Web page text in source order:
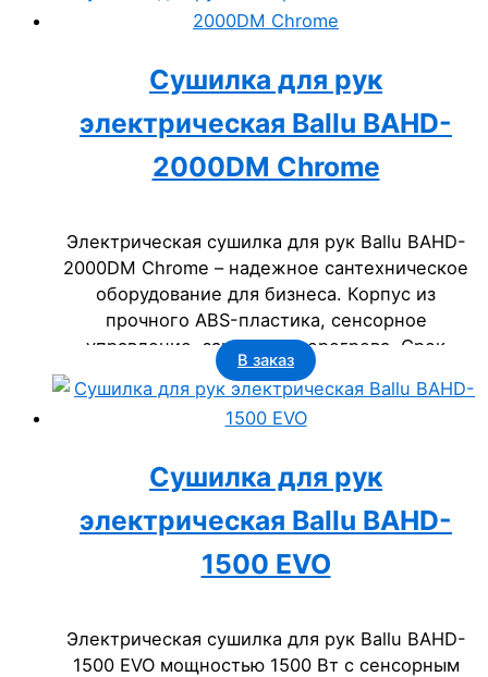
Сушилка для рук
электрическая Ballu BAHD-
2000DM Chrome
Электрическая сушилка для рук Ballu BAHD-
2000DM Chrome – надежное сантехническое
оборудование для бизнеса. Корпус из
прочного ABS-пластика, сенсорное
управление, защита от перегрева. Срок
службы 5 лет, класс пылевлагозащищенности
IP23. Идеальна для офисов, гостиниц,
госучреждений.
В заказ
Сушилка для рук
электрическая Ballu BAHD-
1500 EVO
Электрическая сушилка для рук Ballu BAHD-
1500 EVO мощностью 1500 Вт с сенсорным